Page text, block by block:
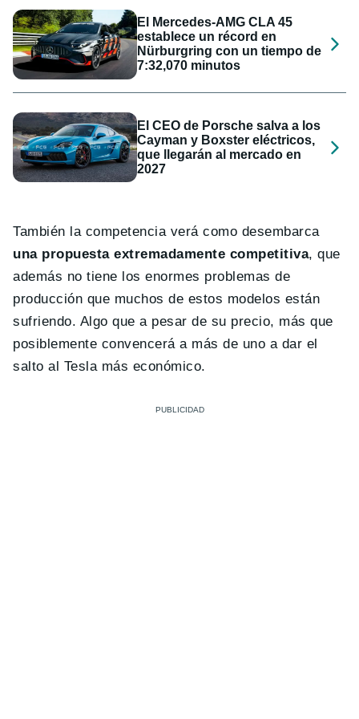
El Mercedes-AMG CLA 45
establece un récord en
Nürburgring con un tiempo de
7:32,070 minutos
El CEO de Porsche salva a los
Cayman y Boxster eléctricos,
que llegarán al mercado en
2027
También la competencia verá como desembarca
una propuesta extremadamente competitiva, que
además no tiene los enormes problemas de
producción que muchos de estos modelos están
sufriendo. Algo que a pesar de su precio, más que
posiblemente convencerá a más de uno a dar el
salto al Tesla más económico.